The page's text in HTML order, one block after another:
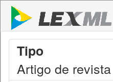
Tipo
Artigo de revista